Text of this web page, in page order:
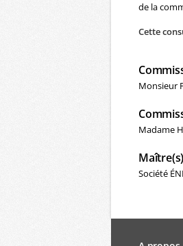
de la
Cette
Monsieur
Madame
Société